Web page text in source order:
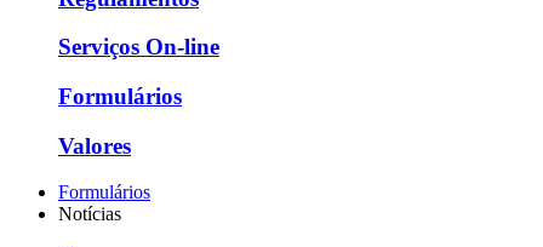
Serviços On-line
Formulários
Valores
Formulários
Notícias